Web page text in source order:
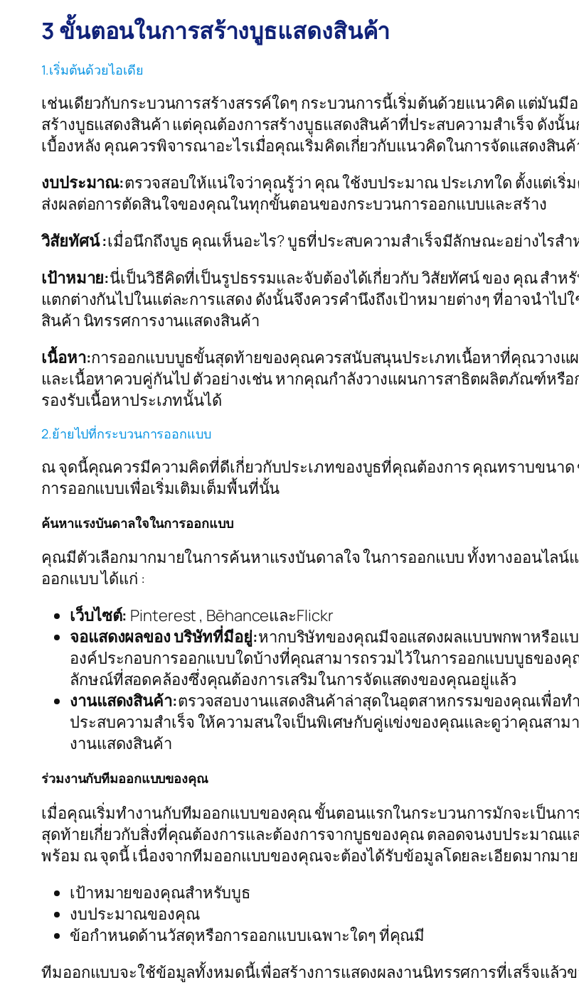
3 ขั้นตอนในการสร้างบูธแสดงสินค้า
1.เริ่มต้นด้วยไอเดีย
เช่นเดียวกับกระบวนการสร้างสรรค์ใดๆ กระบวนการนี้เริ่มต้นด้วยแนวคิด แต่มัน
สร้างบูธแสดงสินค้า แต่คุณต้องการสร้างบูธแสดงสินค้าที่ประสบความสำเร็จ ดังนั้
เบื้องหลัง คุณควรพิจารณาอะไรเมื่อคุณเริ่มคิดเกี่ยวกับแนวคิดในการจัดแสดงสินค้
งบประมาณ:ตรวจสอบให้แน่ใจว่าคุณรู้ว่า คุณ ใช้งบประมาณ ประเภทใด ตั้งแต่เ
ส่งผลต่อการตัดสินใจของคุณในทุกขั้นตอนของกระบวนการออกแบบและสร้าง
วิสัยทัศน์ :เมื่อนึกถึงบูธ คุณเห็นอะไร? บูธที่ประสบความสำเร็จมีลักษณะอย่างไรส
เป้าหมาย:นี่เป็นวิธีคิดที่เป็นรูปธรรมและจับต้องได้เกี่ยวกับ วิสัยทัศน์ ของ คุณ สำห
แตกต่างกันไปในแต่ละการแสดง ดังนั้นจึงควรคำนึงถึงเป้าหมายต่างๆ ที่อาจนำไป
สินค้า นิทรรศการงานแสดงสินค้า
เนื้อหา:การออกแบบบูธขั้นสุดท้ายของคุณควรสนับสนุนประเภทเนื้อหาที่คุณวางแ
และเนื้อหาควบคู่กันไป ตัวอย่างเช่น หากคุณกำลังวางแผนการสาธิตผลิตภัณฑ์หรื
รองรับเนื้อหาประเภทนั้นได้
2.ย้ายไปที่กระบวนการออกแบบ
ณ จุดนี้คุณควรมีความคิดที่ดีเกี่ยวกับประเภทของบูธที่คุณต้องการ คุณทราบขนาด
การออกแบบเพื่อเริ่มเติมเต็มพื้นที่นั้น
ค้นหาแรงบันดาลใจในการออกแบบ
คุณมีตัวเลือกมากมายในการค้นหาแรงบันดาลใจ ในการออกแบบ ทั้งทางออนไล
ออกแบบ ได้แก่ :
เว็บไซต์: Pinterest , BēhanceและFlickr
จอแสดงผลของ บริษัทที่มีอยู่:หากบริษัทของคุณมีจอแสดงผลแบบพกพาหรือแ
องค์ประกอบการออกแบบใดบ้างที่คุณสามารถรวมไว้ในการออกแบบบูธขอ
ลักษณ์ที่สอดคล้องซึ่งคุณต้องการเสริมในการจัดแสดงของคุณอยู่แล้ว
งานแสดงสินค้า:ตรวจสอบงานแสดงสินค้าล่าสุดในอุตสาหกรรมของคุณเพื่อท
ประสบความสำเร็จ ให้ความสนใจเป็นพิเศษกับคู่แข่งของคุณและดูว่าคุณสาม
งานแสดงสินค้า
ร่วมงานกับทีมออกแบบของคุณ
เมื่อคุณเริ่มทำงานกับทีมออกแบบของคุณ ขั้นตอนแรกในกระบวนการมักจะเป็นก
สุดท้ายเกี่ยวกับสิ่งที่คุณต้องการและต้องการจากบูธของคุณ ตลอดจนงบประมาณ
พร้อม ณ จุดนี้ เนื่องจากทีมออกแบบของคุณจะต้องได้รับข้อมูลโดยละเอียดมากมาย
เป้าหมายของคุณสำหรับบูธ
งบประมาณของคุณ
ข้อกำหนดด้านวัสดุหรือการออกแบบเฉพาะใดๆ ที่คุณมี
ทีมออกแบบจะใช้ข้อมูลทั้งหมดนี้เพื่อสร้างการแสดงผลงานนิทรรศการที่เสร็จแล้ว